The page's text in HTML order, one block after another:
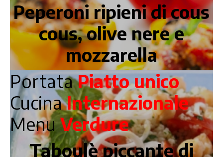
Peperoni ripieni di cous
cous, olive nere e
mozzarella
PortataPiatto unico
CucinaInternazionale
MenuVerdure
Taboulè piccante di